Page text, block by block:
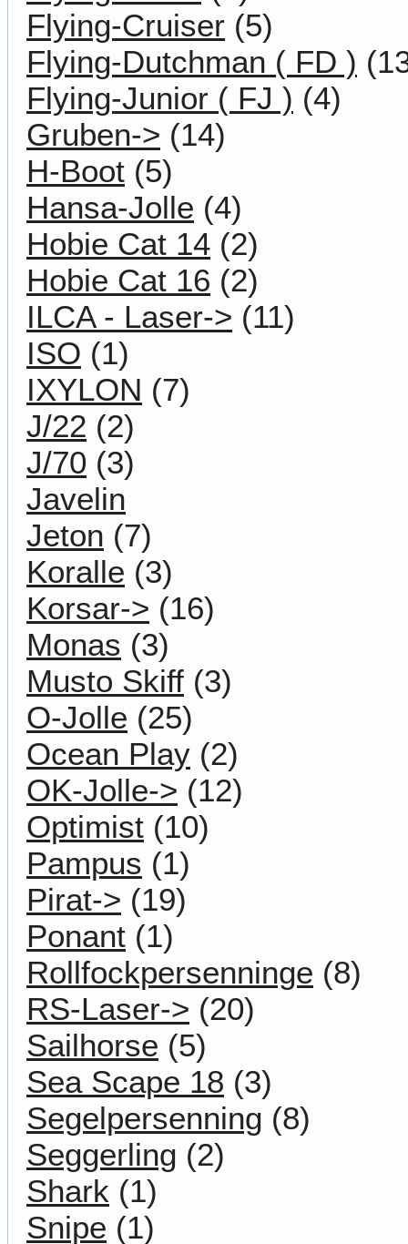
Flying-Cruiser (5)
Flying-Dutchman ( FD )
Flying-Junior ( FJ ) (4)
Gruben-> (14)
H-Boot (5)
Hansa-Jolle (4)
Hobie Cat 14 (2)
Hobie Cat 16 (2)
ILCA - Laser-> (11)
ISO (1)
IXYLON (7)
J/22 (2)
J/70 (3)
Javelin
Jeton (7)
Koralle (3)
Korsar-> (16)
Monas (3)
Musto Skiff (3)
O-Jolle (25)
Ocean Play (2)
OK-Jolle-> (12)
Optimist (10)
Pampus (1)
Pirat-> (19)
Ponant (1)
Rollfockpersenninge (8)
RS-Laser-> (20)
Sailhorse (5)
Sea Scape 18 (3)
Segelpersenning (8)
Seggerling (2)
Shark (1)
Snipe (1)